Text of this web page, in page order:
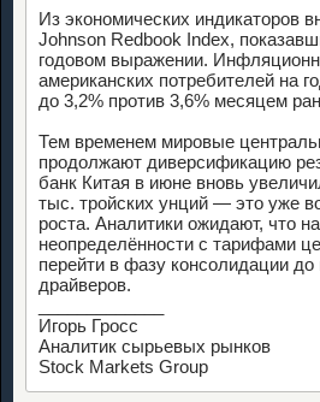
Из экономических индикаторов
Johnson Redbook Index,
годовом выражении.
американских потребителей на
до 3,2% против 3,6% месяцем
Тем временем мировые
продолжают диверсификацию
банк Китая в июне вновь
тыс. тройских унций — это уже
роста. Аналитики ожидают, что
неопределённости с тарифами
перейти в фазу консолидации
драйверов.
Игорь Гросс
Аналитик сырьевых рынков
Stock Markets Group